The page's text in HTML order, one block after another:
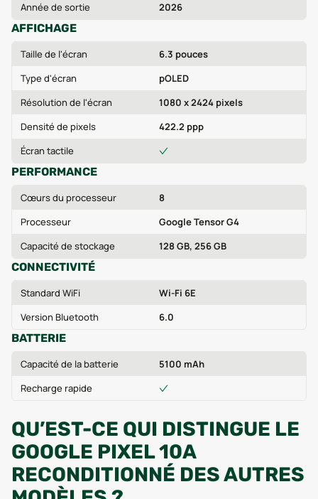
Année de sortie
2026
AFFICHAGE
Taille de l'écran
6.3 pouces
Type d'écran
pOLED
Résolution de l'écran
1080 x 2424 pixels
Densité de pixels
422.2 ppp
Écran tactile
PERFORMANCE
Cœurs du processeur
8
Processeur
Google Tensor G4
Capacité de stockage
128 GB, 256 GB
CONNECTIVITÉ
Standard WiFi
Wi-Fi 6E
Version Bluetooth
6.0
BATTERIE
Capacité de la batterie
5100 mAh
Recharge rapide
QU’EST-CE QUI DISTINGUE LE
GOOGLE PIXEL 10A
RECONDITIONNÉ DES AUTRES